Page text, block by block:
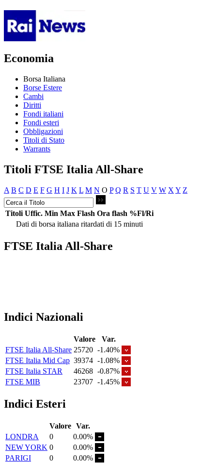
Economia
Borsa Italiana
Borse Estere
Cambi
Diritti
Fondi italiani
Fondi esteri
Obbligazioni
Titoli di Stato
Warrants
Titoli FTSE Italia All-Share
A B C D E F G H I J K L M N O P Q R S T U V W X Y Z
Titoli Uffic. Min Max Flash Ora flash %Fl/Ri
Dati di borsa italiana ritardati di 15 minuti
FTSE Italia All-Share
Indici Nazionali
Valore
Var.
FTSE Italia All-Share 25720 -1.40%
FTSE Italia Mid Cap 39374 -1.08%
FTSE Italia STAR
46268 -0.87%
FTSE MIB
23707 -1.45%
Indici Esteri
Valore Var.
LONDRA
0
0.00%
NEW YORK 0
0.00%
PARIGI
0
0.00%